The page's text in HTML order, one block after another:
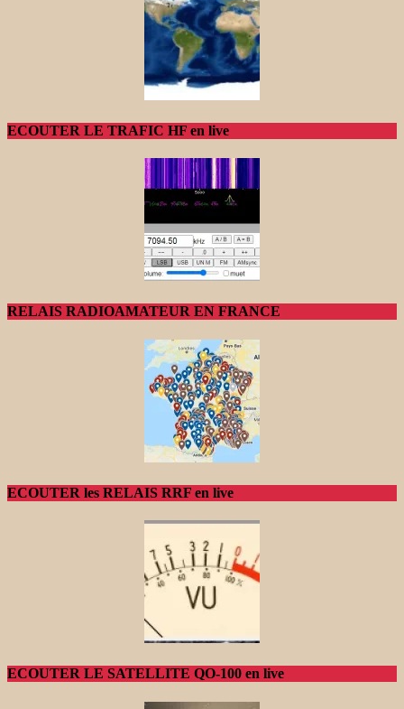
ECOUTER LE TRAFIC HF en live
RELAIS RADIOAMATEUR EN FRANCE
ECOUTER les RELAIS RRF en live
ECOUTER LE SATELLITE QO-100 en live